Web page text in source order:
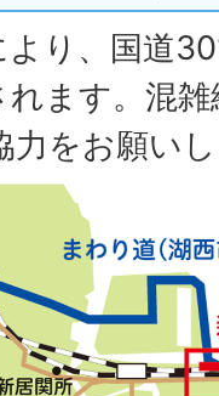
り、国道
ます。混
力をお願い